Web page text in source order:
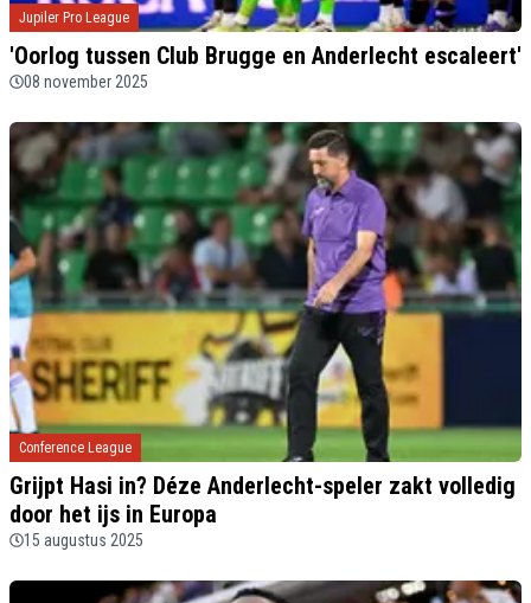
Jupiler Pro League
'Oorlog tussen Club Brugge en Anderlecht escaleert'
08 november 2025
Conference League
Grijpt Hasi in? Déze Anderlecht-speler zakt volledig
door het ijs in Europa
15 augustus 2025